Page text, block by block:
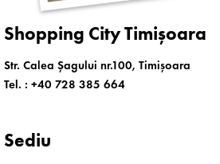
Shopping City Timișoara
Str. Calea Șagului nr.100, Timișoara
Tel. : +40 728 385 664
Sediu